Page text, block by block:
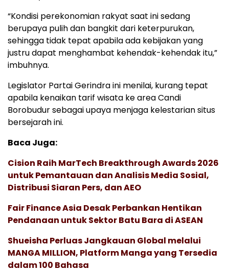
“Kondisi perekonomian rakyat saat ini sedang
berupaya pulih dan bangkit dari keterpurukan,
sehingga tidak tepat apabila ada kebijakan yang
justru dapat menghambat kehendak-kehendak itu,”
imbuhnya.
Legislator Partai Gerindra ini menilai, kurang tepat
apabila kenaikan tarif wisata ke area Candi
Borobudur sebagai upaya menjaga kelestarian situs
bersejarah ini.
Baca Juga:
Cision Raih MarTech Breakthrough Awards 2026
untuk Pemantauan dan Analisis Media Sosial,
Distribusi Siaran Pers, dan AEO
Fair Finance Asia Desak Perbankan Hentikan
Pendanaan untuk Sektor Batu Bara di ASEAN
Shueisha Perluas Jangkauan Global melalui
MANGA MILLION, Platform Manga yang Tersedia
dalam 100 Bahasa